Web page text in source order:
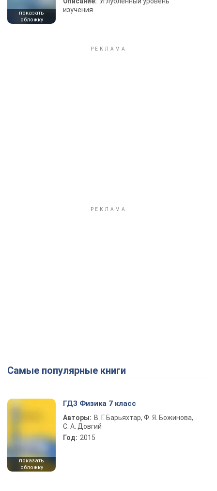
показать
обложку
изучения
Самые популярные книги
показать
обложку
ГДЗ Физика 7 класс
Авторы: В. Г. Барьяхтар, Ф. Я. Божинова,
С. А. Довгий
Год: 2015